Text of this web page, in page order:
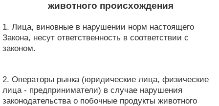
животного происхождения
1. Лица, виновные в нарушении норм настоящего
Закона, несут ответственность в соответствии с
законом.
2. Операторы рынка (юридические лица, физические
лица - предприниматели) в случае нарушения
законодательства о побочные продукты животного